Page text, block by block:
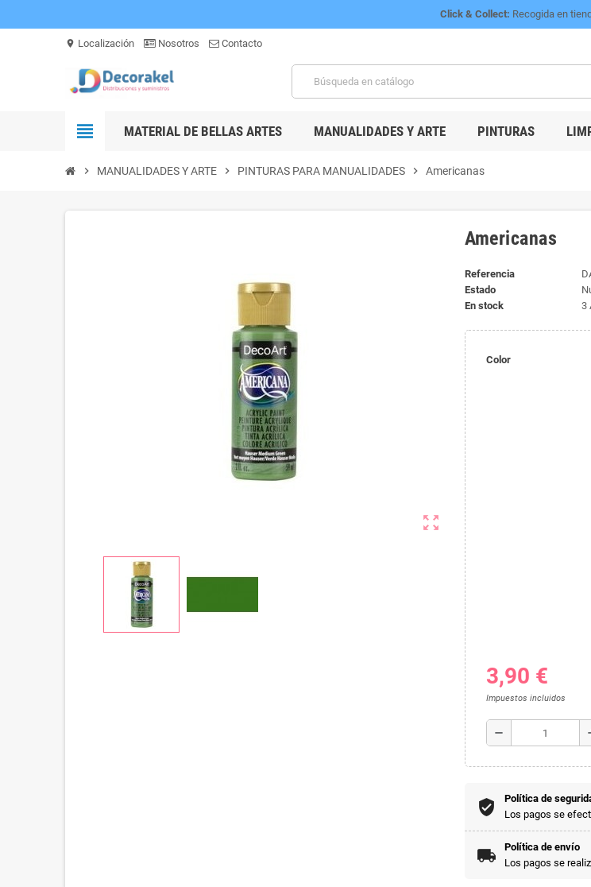
Click & Collect: Recogida en
location_on Localización Nosotros Contacto
view_headline MATERIAL DE BELLAS ARTES MANUALIDADES Y ARTE PINTURAS
chevron_right MANUALIDADES Y ARTE chevron_right PINTURAS PARA MANUALIDADES chevron_right Americanas
zoom_out_map
Americanas
Referencia
Estado
En stock
3
Color
3,90 €
Impuestos incluidos
remove
Política de
Los pagos se
Política de envío
Los pagos se